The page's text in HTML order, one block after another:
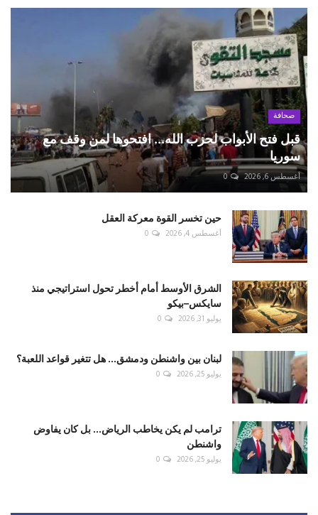
صحافة
قبل فتح الأبواب لحزب الله... افتحوها لمن وقف مع
سوريا
أغسطس 6, 2026 0
حين تخسر القوة معركة العقل
أغسطس 4, 2026 0
الشرق الأوسط أمام أخطر تحول استراتيجي منذ
سايكس–بيكو
يوليو 31, 2026 0
لبنان بين واشنطن ودمشق... هل تتغير قواعد اللعبة؟
يوليو 25, 2026 0
ترامب لم يكن يخاطب الرياض... بل كان يفاوض
واشنطن
يوليو 25, 2026 0